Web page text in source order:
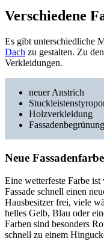
Verschiedene
Es gibt unterschiedliche
Dach zu gestalten. Zu
Verkleidungen.
neuer Anstrich
Holzverkleidung
Fassadenbegrünung
Neue Fassadenfarbe
Eine wetterfeste Farbe
Fassade schnell einen
Hausbesitzer frei, viele
helles Gelb, Blau oder
Farben sind besonders
schnell zu einem